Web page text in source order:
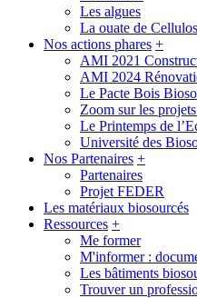
Les algues
La ouate de
Nos actions phares +
AMI 2021
AMI 2024
Le Pacte Bois
Zoom sur les
Le Printemps de
Université des
Nos Partenaires +
Partenaires
Projet FEDER
Les matériaux biosourcés
Ressources +
Me former
M'informer :
Les bâtiments
Trouver un